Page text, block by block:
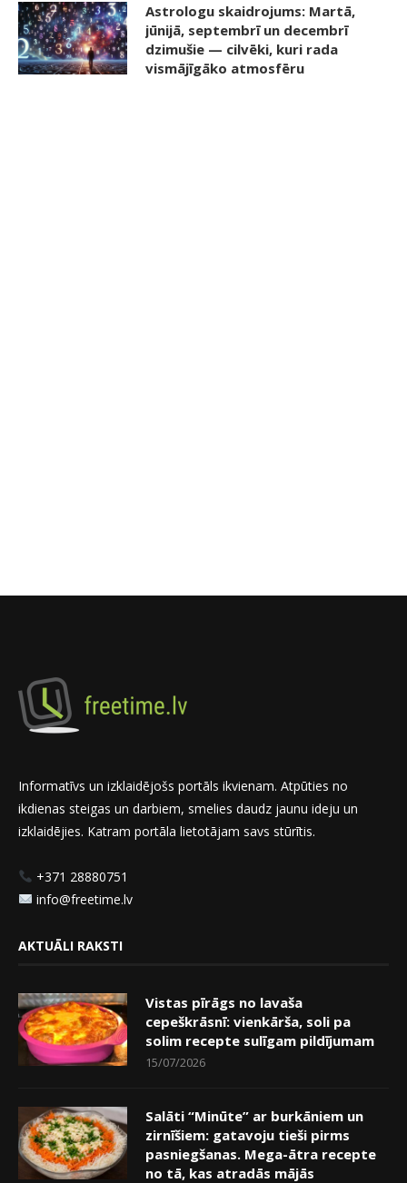
Astrologu skaidrojums: Martā,
jūnijā, septembrī un decembrī
dzimušie — cilvēki, kuri rada
vismājīgāko atmosfēru
Informatīvs un izklaidējošs portāls ikvienam. Atpūties no
ikdienas steigas un darbiem, smelies daudz jaunu ideju un
izklaidējies. Katram portāla lietotājam savs stūrītis.
+371 28880751
info@freetime.lv
AKTUĀLI RAKSTI
Vistas pīrāgs no lavaša
cepeškrāsnī: vienkārša, soli pa
solim recepte sulīgam pildījumam
15/07/2026
Salāti “Minūte” ar burkāniem un
zirnīšiem: gatavoju tieši pirms
pasniegšanas. Mega-ātra recepte
no tā, kas atradās mājās